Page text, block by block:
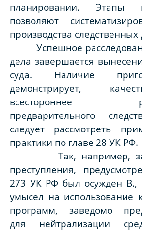
планировании. Этапы
позволяют
производства следственных
Успешное
дела завершается
суда. Наличие
демонстрирует,
всестороннее
предварительного
следует рассмотреть
практики по главе 28 УК РФ.
Так, например,
преступления,
273 УК РФ был осужден В.,
умысел на использование
программ, заведомо
для нейтрализации